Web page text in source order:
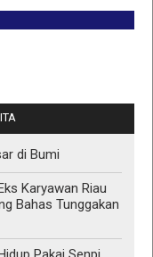
di Bumi
Karyawan Riau
Bahas Tunggakan